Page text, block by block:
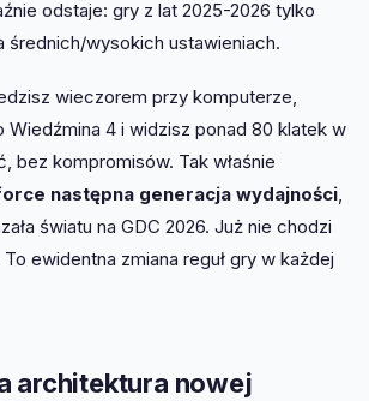
odstaje: gry z lat 2025-2026 tylko
średnich/wysokich ustawieniach.
wieczorem przy komputerze,
Wiedźmina 4 i widzisz ponad 80 klatek w
bez kompromisów. Tak właśnie
następna generacja wydajności,
światu na GDC 2026. Już nie chodzi
ewidentna zmiana reguł gry w każdej
architektura nowej